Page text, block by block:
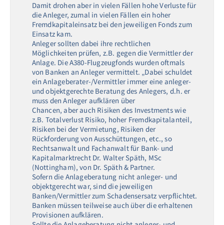
Damit drohen aber in vielen Fällen hohe Verluste für
die Anleger, zumal in vielen Fällen ein hoher
Fremdkapitaleinsatz bei den jeweiligen Fonds zum
Einsatz kam.
Anleger sollten dabei ihre rechtlichen
Möglichkeiten prüfen, z.B. gegen die Vermittler der
Anlage. Die A380-Flugzeugfonds wurden oftmals
von Banken an Anleger vermittelt. „Dabei schuldet
ein Anlageberater-/Vermittler immer eine anleger-
und objektgerechte Beratung des Anlegers, d.h. er
muss den Anleger aufklären über
Chancen, aber auch Risiken des Investments wie
z.B. Totalverlust Risiko, hoher Fremdkapitalanteil,
Risiken bei der Vermietung, Risiken der
Rückforderung von Ausschüttungen, etc., so
Rechtsanwalt und Fachanwalt für Bank- und
Kapitalmarktrecht Dr. Walter Späth, MSc
(Nottingham), von Dr. Späth & Partner.
Sofern die Anlageberatung nicht anleger- und
objektgerecht war, sind die jeweiligen
Banken/Vermittler zum Schadensersatz verpflichtet.
Banken müssen teilweise auch über die erhaltenen
Provisionen aufklären.